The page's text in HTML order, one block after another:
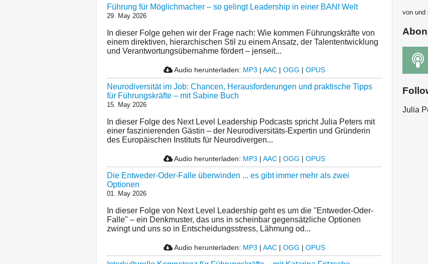
Führung für Möglichmacher – so gelingt Leadership in einer BANI Welt
29. May 2026
In dieser Folge gehen wir der Frage nach: Wie kommen Führungskräfte von
einem direktiven, hierarchischen Stil zu einem Ansatz, der Talententwicklung
und Verantwortungsübernahme fördert – jenseit...
Audio herunterladen: MP3 | AAC | OGG | OPUS
Neurodiversität im Job: Chancen, Herausforderungen und praktische Tipps
für Führungskräfte – mit Sabine Buch
15. May 2026
In dieser Folge des Next Level Leadership Podcasts spricht Julia Peters mit
einer faszinierenden Gästin – der Neurodiversitäts-Expertin und Gründerin
des Europäischen Instituts für Neurodivergen...
Audio herunterladen: MP3 | AAC | OGG | OPUS
Die Entweder-Oder-Falle überwinden ... es gibt immer mehr als zwei
Optionen
01. May 2026
In dieser Folge von Next Level Leadership geht es um die "Entweder-Oder-
Falle" – ein Denkmuster, das uns in scheinbar gegensätzliche Optionen
zwingt und uns so in Entscheidungsstress, Lähmung od...
Audio herunterladen: MP3 | AAC | OGG | OPUS
von und
Julia